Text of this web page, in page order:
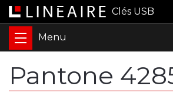
Clés USB
Pantone